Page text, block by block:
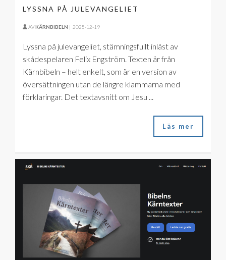
LYSSNA PÅ JULEVANGELIET
AVKÄRNBIBELN | 2025-12-19
Lyssna på julevangeliet, stämningsfullt inläst av
skådespelaren Felix Engström. Texten är från
Kärnbibeln – helt enkelt, som är en version av
översättningen utan de längre klammarna med
förklaringar. Det textavsnitt om Jesu ...
Läs mer